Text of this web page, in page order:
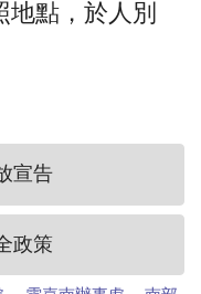
地點，於人別
宣告
政策